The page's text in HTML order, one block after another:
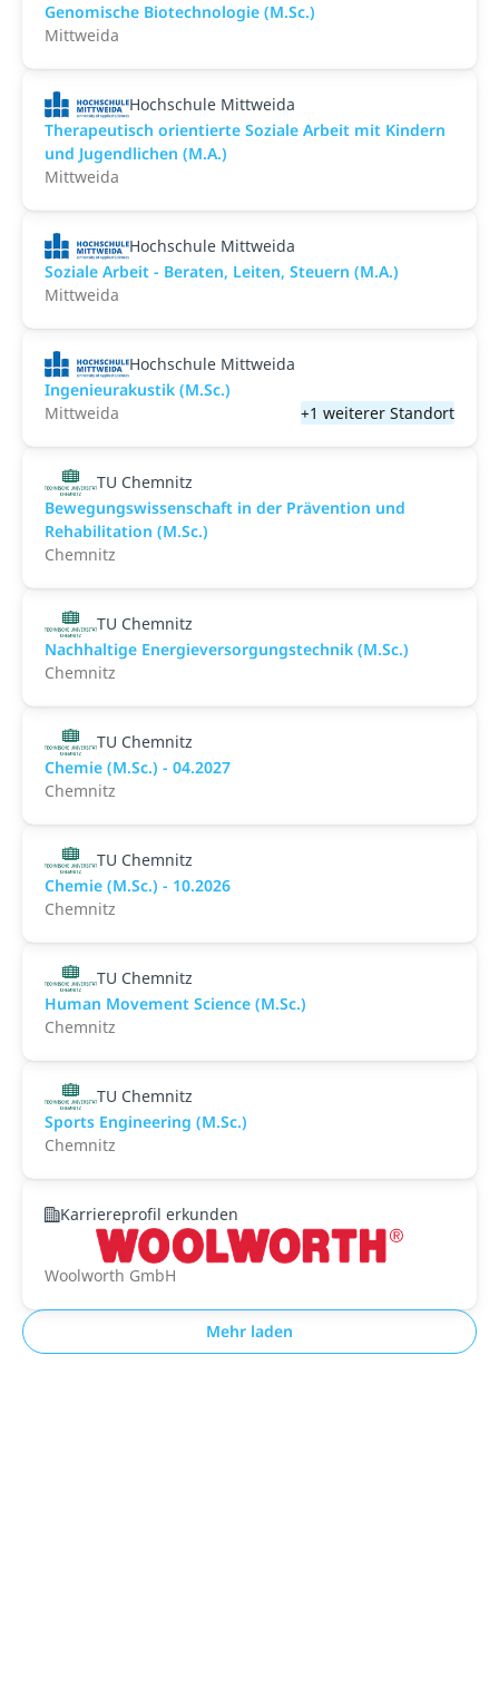
Genomische Biotechnologie (M.Sc.)
Mittweida
Hochschule Mittweida
Therapeutisch orientierte Soziale Arbeit mit Kindern
und Jugendlichen (M.A.)
Mittweida
Hochschule Mittweida
Soziale Arbeit - Beraten, Leiten, Steuern (M.A.)
Mittweida
Hochschule Mittweida
Ingenieurakustik (M.Sc.)
Mittweida
+1 weiterer Standort
TU Chemnitz
Bewegungswissenschaft in der Prävention und
Rehabilitation (M.Sc.)
Chemnitz
TU Chemnitz
Nachhaltige Energieversorgungstechnik (M.Sc.)
Chemnitz
TU Chemnitz
Chemie (M.Sc.) - 04.2027
Chemnitz
TU Chemnitz
Chemie (M.Sc.) - 10.2026
Chemnitz
TU Chemnitz
Human Movement Science (M.Sc.)
Chemnitz
TU Chemnitz
Sports Engineering (M.Sc.)
Chemnitz
Karriereprofil erkunden
Woolworth GmbH
Mehr laden